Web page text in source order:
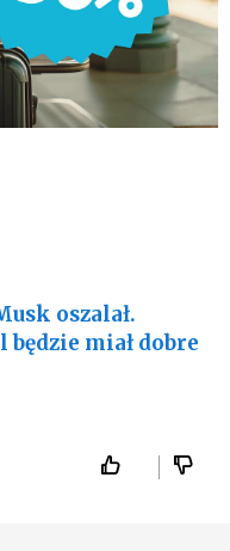
oszalał.
miał dobre